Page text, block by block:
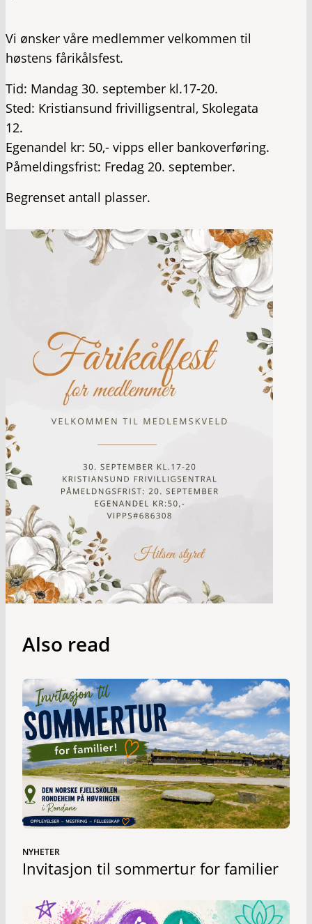
Vi ønsker våre medlemmer velkommen til
høstens fårikålsfest.
Tid: Mandag 30. september kl.17-20.
Sted: Kristiansund frivilligsentral, Skolegata
12.
Egenandel kr: 50,- vipps eller bankoverføring.
Påmeldingsfrist: Fredag 20. september.
Begrenset antall plasser.
Also read
NYHETER
Invitasjon til sommertur for familier